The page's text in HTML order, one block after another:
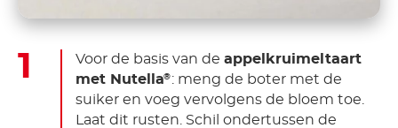
Voor de basis van de appelkruimeltaart
met Nutella® : meng de boter met de
suiker en voeg vervolgens de bloem toe.
Laat dit rusten. Schil ondertussen de